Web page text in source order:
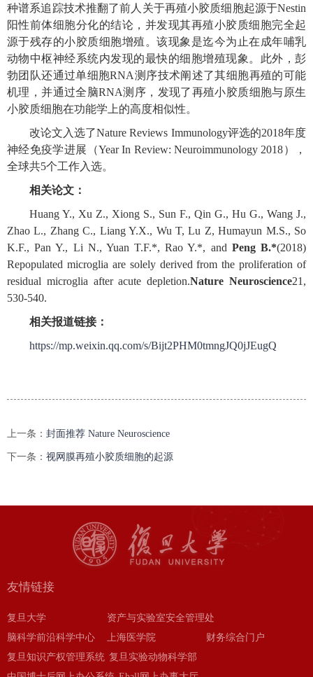
种谱系追踪技术推翻了前人关于再殖小胶质细胞起源于Nestin
阳性前体细胞分化的结论，并发现其再殖小胶质细胞完全起
源于残存的小胶质细胞增殖。该现象是迄今为止在成年哺乳
动物中枢神经系统内发现的最快的细胞增殖现象。此外，彭
勃团队还通过单细胞RNA测序技术阐述了其细胞再殖的可能
机理，并通过全脑RNA测序，发现了再殖小胶质细胞与原生
小胶质细胞在功能学上的高度相似性。
改论文入选了Nature Reviews Immunology评选的2018年度
神经免疫学进展（Year In Review: Neuroimmunology 2018），
全球共5个工作入选。
相关论文：
Huang Y., Xu Z., Xiong S., Sun F., Qin G., Hu G., Wang J.,
Zhao L., Zhang C., Liang Y.X., Wu T, Lu Z, Humayun M.S., So
K.F., Pan Y., Li N., Yuan T.F.*, Rao Y.*, and Peng B.*(2018)
Repopulated microglia are solely derived from the proliferation of
residual microglia after acute depletion.Nature Neuroscience21,
530-540.
相关报道链接：
https://mp.weixin.qq.com/s/Bijt2PHM0tmngJQ0jJEugQ
上一条： 封面推荐 Nature Neuroscience
下一条： 视网膜再殖小胶质细胞的起源
友情链接
复旦大学
资产与实验室安全管理处
脑科学前沿科学中心
上海医学院
财务综合门户
复旦知识产权管理系统 复旦实验动物科学部